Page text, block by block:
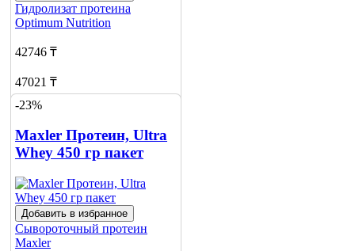
Гидролизат протеина
Optimum Nutrition
42746 ₸
47021 ₸
Добавить в корзину
-23%
Maxler Протеин, Ultra
Whey 450 гр пакет
Добавить в избранное
Сывороточный протеин
Maxler